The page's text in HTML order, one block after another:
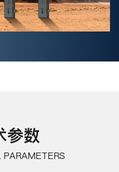
参数